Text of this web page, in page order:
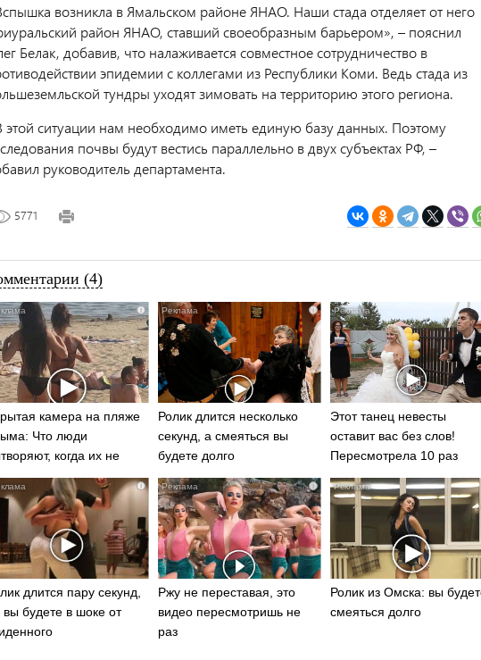
возникла в Ямальском районе ЯНАО. Наши стада отделяет от него
район ЯНАО, ставший своеобразным барьером», – пояснил
Белак, добавив, что налаживается совместное сотрудничество в
эпидемии с коллегами из Республики Коми. Ведь стада из
тундры уходят зимовать на территорию этого региона.
этой ситуации нам необходимо иметь единую базу данных. Поэтому
почвы будут вестись параллельно в двух субъектах РФ, –
руководитель департамента.
5771
(4)
i
камера на пляже
Что люди
когда их не
i
Ролик длится несколько
секунд, а смеяться вы
будете долго
Этот танец невесты
оставит вас без слов!
Пересмотрела 10 раз
i
длится пару секунд,
вы будете в шоке от
i
Ржу не переставая, это
видео пересмотришь не
раз
Ролик из Омска: вы
смеяться долго